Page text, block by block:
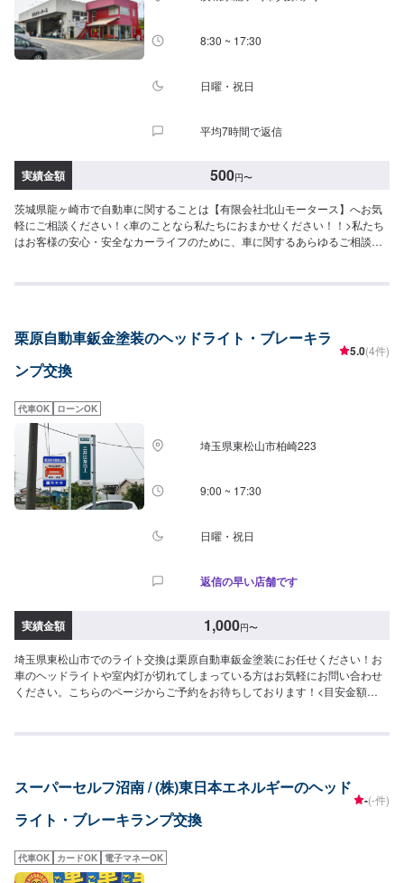
8:30 ~ 17:30
日曜・祝日
平均7時間で返信
実績金額 500円〜
茨城県龍ヶ崎市で自動車に関することは【有限会社北山モータース】へお気
軽にご相談ください！<車のことなら私たちにおまかせください！！>私たち
はお客様の安心・安全なカーライフのために、車に関するあらゆるご相談に
ンス、修理、保険相談まであらゆるご要望にお応えします。これからも信頼
ご納得いただければ作業開始【4】仕上がり次第納車-----納期について-----納
期は通常1日～2日程度で納車となります。(要相談)納期は前後する場合がご
ざいます。予めご了承ください。-----ご来店時の注意、受付方法-----入庫の際
ースに駐車してください。受付はスタッフへ「メンテモで予約しました」と
お伝えください。ご案内いたします。【定休日・営業時間】定休日：日曜
日、祝日、第二土曜日営業時間：8:30~17:30
栗原自動車鈑金塗装のヘッドライト・ブレーキラ
ンプ交換
5.0(4件)
代車OK ローンOK
埼玉県東松山市柏崎223
9:00 ~ 17:30
日曜・祝日
返信の早い店舗です
実績金額 1,000円〜
埼玉県東松山市でのライト交換は栗原自動車鈑金塗装にお任せください！お
車のヘッドライトや室内灯が切れてしまっている方はお気軽にお問い合わせ
ください。こちらのページからご予約をお待ちしております！<目安金額
ます。専門の鈑金・塗装では、高い技術で満足な仕上がりを常にご提供でき
にも力を入れ、お客様のカーライフを幅広く支えてまいります。オイル交換
や車検、タイヤ交換などの基本的な車のメンテナンスも承っておりますので
お困りの際はお気軽にご相談ください！
スーパーセルフ沼南 / (株)東日本エネルギーのヘッド
ライト・ブレーキランプ交換
-(-件)
代車OK カードOK 電子マネーOK